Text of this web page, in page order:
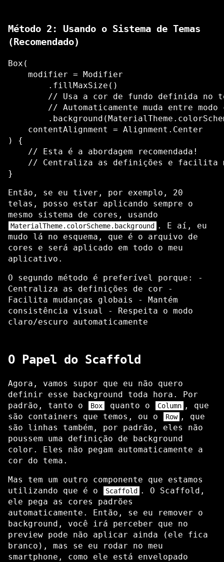
Método 2: Usando o Sistema de Temas
(Recomendado)
Box(
    modifier = Modifier
        .fillMaxSize()
// Usa a cor de fundo definida no
// Automaticamente muda entre modo
    contentAlignment = Alignment.Center
) {
    // Esta é a abordagem recomendada!
// Centraliza as definições e facilita
Então, se eu tiver, por exemplo, 20
telas, posso estar aplicando sempre o
mesmo sistema de cores, usando
MaterialTheme.colorScheme.background
. E aí, eu
mudo lá no esquema, que é o arquivo de
cores e será aplicado em todo o meu
aplicativo.
O segundo método é preferível porque: -
Centraliza as definições de cor -
Facilita mudanças globais - Mantém
consistência visual - Respeita o modo
claro/escuro automaticamente
O Papel do Scaffold
Agora, vamos supor que eu não quero
definir esse background toda hora. Por
padrão, tanto o
Box quanto o Column , que
são containers que temos, ou o
Row , que
são linhas também, por padrão, eles não
poussem uma definição de background
color. Eles não pegam automaticamente a
cor do tema.
Mas tem um outro componente que estamos
utilizando que é o
Scaffold
. O Scaffold,
ele pega as cores padrões
automaticamente. Então, se eu remover o
background, você irá perceber que no
preview pode não aplicar ainda (ele fica
branco), mas se eu rodar no meu
smartphone, como ele está envelopado